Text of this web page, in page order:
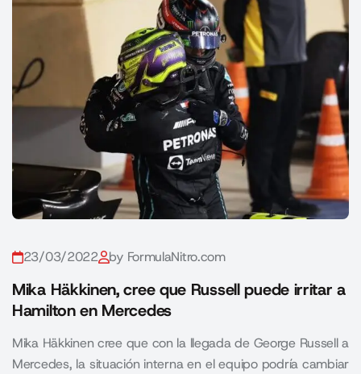
23/03/2022 by FormulaNitro.com
Mika Häkkinen, cree que Russell puede irritar a
Hamilton en Mercedes
Mika Häkkinen cree que con la llegada de George Russell a
Mercedes, la situación interna en el equipo podría cambiar